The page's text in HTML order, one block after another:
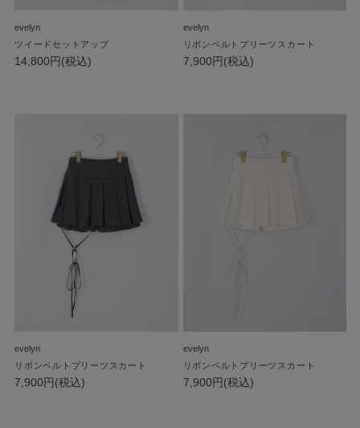
evelyn
ツイードセットアップ
14,800円(税込)
evelyn
リボンベルトプリーツスカート
7,900円(税込)
evelyn
リボンベルトプリーツスカート
7,900円(税込)
evelyn
リボンベルトプリーツスカート
7,900円(税込)